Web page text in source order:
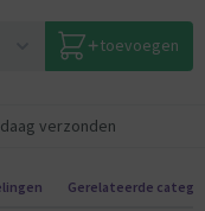
toevoegen
verzonden
Gerelateerde